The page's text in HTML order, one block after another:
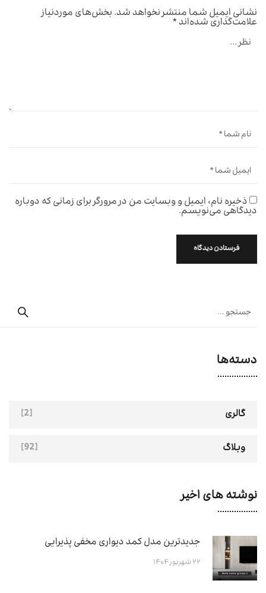
نشانی ایمیل شما منتشر نخواهد شد.بخش‌های موردنیاز
علامت‌گذاری شده‌اند*
ذخیره نام، ایمیل و وبسایت من در مرورگر برای زمانی که دوباره
دیدگاهی می‌نویسم.
دسته‌ها
گالری [2]
وبلاگ [92]
نوشته های اخیر
جدیدترین مدل کمد دیواری مخفی پذیرایی
۲۲ شهریور ۱۴۰۴